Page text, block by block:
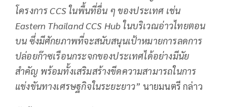
โครงการ CCS ในพื้นที่อื่น ๆ ของประเทศ เช่น
Eastern Thailand CCS Hub ในบริเวณอ่าวไทยตอน
บน ซึ่งมีศักยภาพที่จะสนับสนุนเป้าหมายการลดการ
ปล่อยก๊าซเรือนกระจกของประเทศได้อย่างมีนัย
สำคัญ พร้อมทั้งเสริมสร้างขีดความสามารถในการ
แข่งขันทางเศรษฐกิจในระยะยาว” นายมนตรี กล่าว